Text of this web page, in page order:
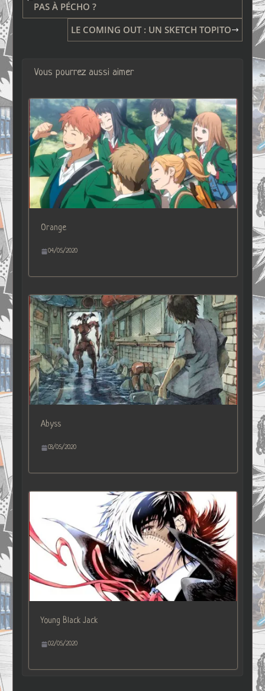
PAS À PÉCHO ?
LE COMING OUT : UN SKETCH TOPITO
Vous pourrez aussi aimer
Orange
04/05/2020
Abyss
03/05/2020
Young Black Jack
02/05/2020